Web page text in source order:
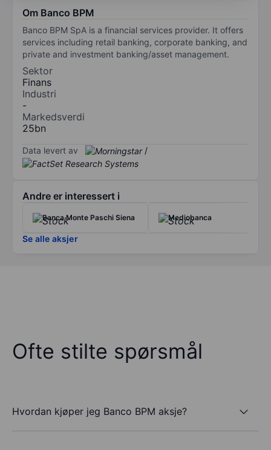
Om Banco BPM
Banco BPM SpA is a financial services provider. It offers
services including retail banking, corporate banking, and
private and investment banking/asset management.
Sektor
Finans
Industri
-
Markedsverdi
25bn
Data levert av /
Andre er interessert i
Banca Monte Paschi Siena Mediobanca
Se alle aksjer
Ofte stilte spørsmål
Hvordan kjøper jeg Banco BPM aksje?